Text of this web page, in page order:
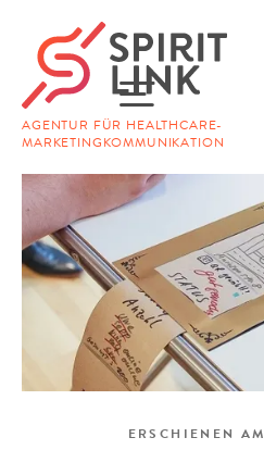
AGENTUR FÜR HEALTHCARE-
MARKETINGKOMMUNIKATION
ERSCHIENEN AM